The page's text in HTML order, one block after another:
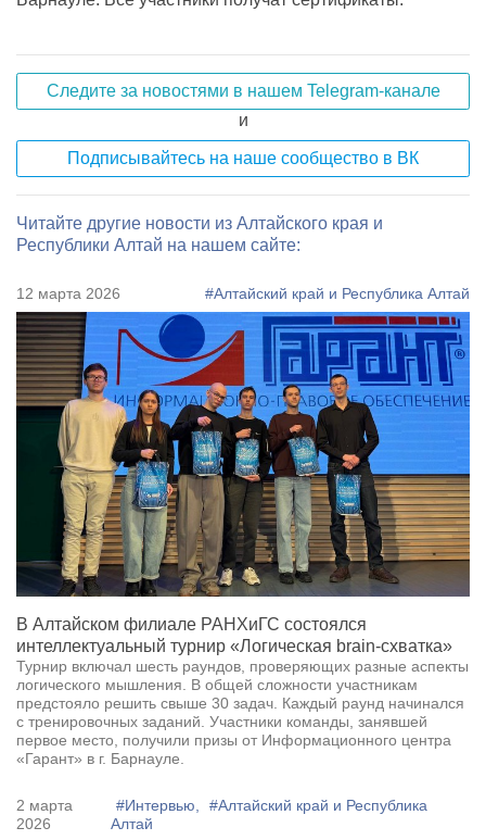
Следите за новостями в нашем Telegram-канале
и
Подписывайтесь на наше сообщество в ВК
Читайте другие новости из Алтайского края и
Республики Алтай на нашем сайте:
12 марта 2026 #Алтайский край и Республика Алтай
В Алтайском филиале РАНХиГС состоялся
интеллектуальный турнир «Логическая brain-схватка»
Турнир включал шесть раундов, проверяющих разные аспекты
логического мышления. В общей сложности участникам
предстояло решить свыше 30 задач. Каждый раунд начинался
с тренировочных заданий. Участники команды, занявшей
первое место, получили призы от Информационного центра
«Гарант» в г. Барнауле.
2 марта
2026
#Интервью,
#Алтайский край и Республика
Алтай